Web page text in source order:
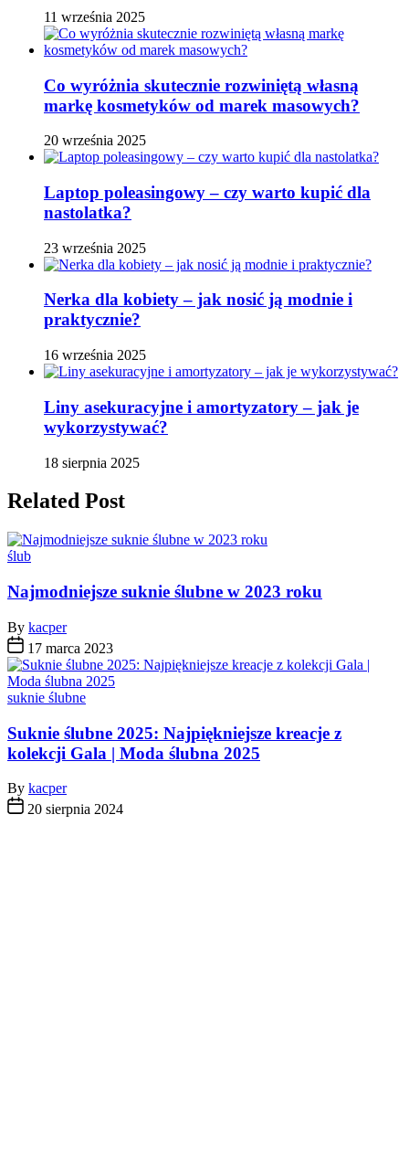
11 września 2025
Co wyróżnia skutecznie rozwiniętą własną
markę kosmetyków od marek masowych?
20 września 2025
Laptop poleasingowy – czy warto kupić dla
nastolatka?
23 września 2025
Nerka dla kobiety – jak nosić ją modnie i
praktycznie?
16 września 2025
Liny asekuracyjne i amortyzatory – jak je
wykorzystywać?
18 sierpnia 2025
Related Post
Categories
ślub
Najmodniejsze suknie ślubne w 2023 roku
By kacper
17 marca 2023
Categories
suknie ślubne
Suknie ślubne 2025: Najpiękniejsze kreacje z
kolekcji Gala | Moda ślubna 2025
By kacper
20 sierpnia 2024